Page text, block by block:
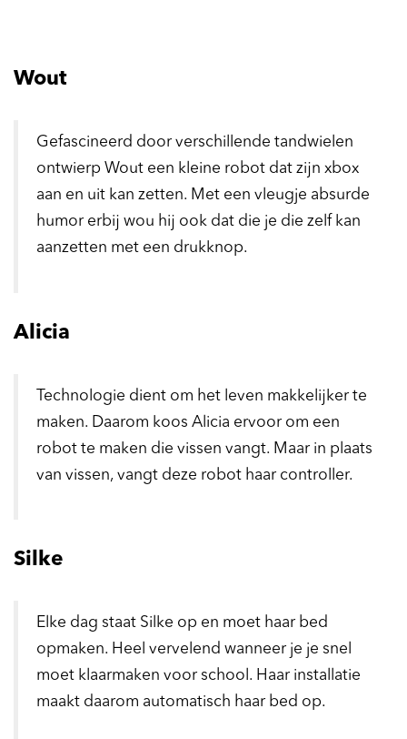
Wout
Gefascineerd door verschillende tandwielen
ontwierp Wout een kleine robot dat zijn xbox
aan en uit kan zetten. Met een vleugje absurde
humor erbij wou hij ook dat die je die zelf kan
aanzetten met een drukknop.
Alicia
Technologie dient om het leven makkelijker te
maken. Daarom koos Alicia ervoor om een
robot te maken die vissen vangt. Maar in plaats
van vissen, vangt deze robot haar controller.
Silke
Elke dag staat Silke op en moet haar bed
opmaken. Heel vervelend wanneer je je snel
moet klaarmaken voor school. Haar installatie
maakt daarom automatisch haar bed op.